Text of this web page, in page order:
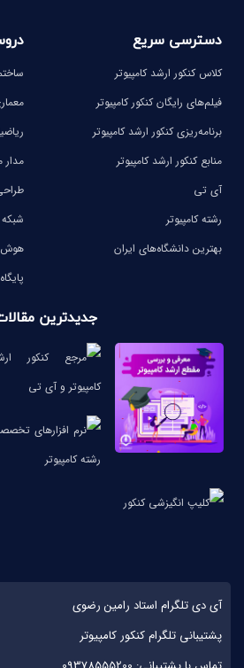
دسترسی سریع
کلاس کنکور ارشد کامپیوتر
فیلم‌های رایگان کنکور کامپیوتر
برنامه‌ریزی کنکور ارشد کامپیوتر
منابع کنکور ارشد کامپیوتر
آی تی
رشته کامپیوتر
بهترین دانشگاه‌های ایران
هوش
جدیدترین
آی دی تلگرام استاد رامین رضوی
پشتیبانی تلگرام کنکور کامپیوتر